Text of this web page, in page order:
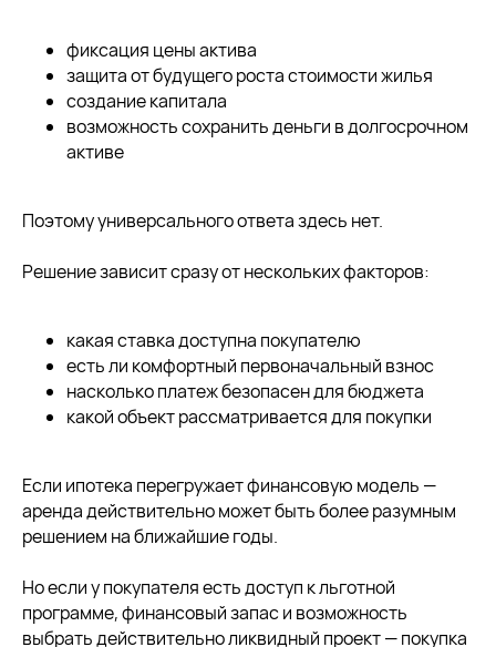
фиксация цены актива
защита от будущего роста стоимости жилья
создание капитала
возможность сохранить деньги в долгосрочном
активе
Поэтому универсального ответа здесь нет.
Решение зависит сразу от нескольких факторов:
какая ставка доступна покупателю
есть ли комфортный первоначальный взнос
насколько платеж безопасен для бюджета
какой объект рассматривается для покупки
Если ипотека перегружает финансовую модель —
аренда действительно может быть более разумным
решением на ближайшие годы.
Но если у покупателя есть доступ к льготной
программе, финансовый запас и возможность
выбрать действительно ликвидный проект — покупка
скидки снова запустили разговоры о кризисе.
Рынок недвижимости в 2026 году:
ждать ли обвала цен?
6 мин
читать далее
8 мая 2026